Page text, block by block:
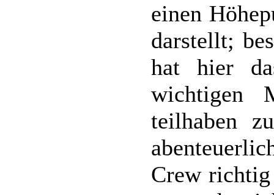
einen
darstellt;
hat hier
wichtigen
teilhaben
Crew richtig